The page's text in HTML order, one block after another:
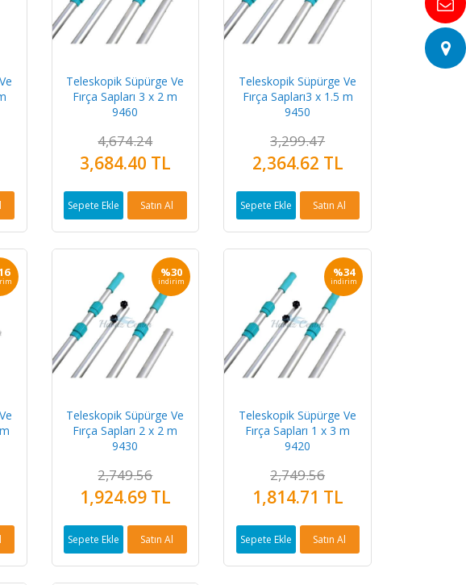
Teleskopik Süpürge Ve
Fırça Sapları 3 x 2 m
9460
4,674.24
3,684.40 TL
Sepete Ekle Satın Al
Teleskopik Süpürge Ve
Fırça Sapları3 x 1.5 m
9450
3,299.47
2,364.62 TL
Sepete Ekle Satın Al
%30
indirim
Teleskopik Süpürge Ve
Fırça Sapları 2 x 2 m
9430
2,749.56
1,924.69 TL
Sepete Ekle Satın Al
%34
indirim
Teleskopik Süpürge Ve
Fırça Sapları 1 x 3 m
9420
2,749.56
1,814.71 TL
Sepete Ekle Satın Al